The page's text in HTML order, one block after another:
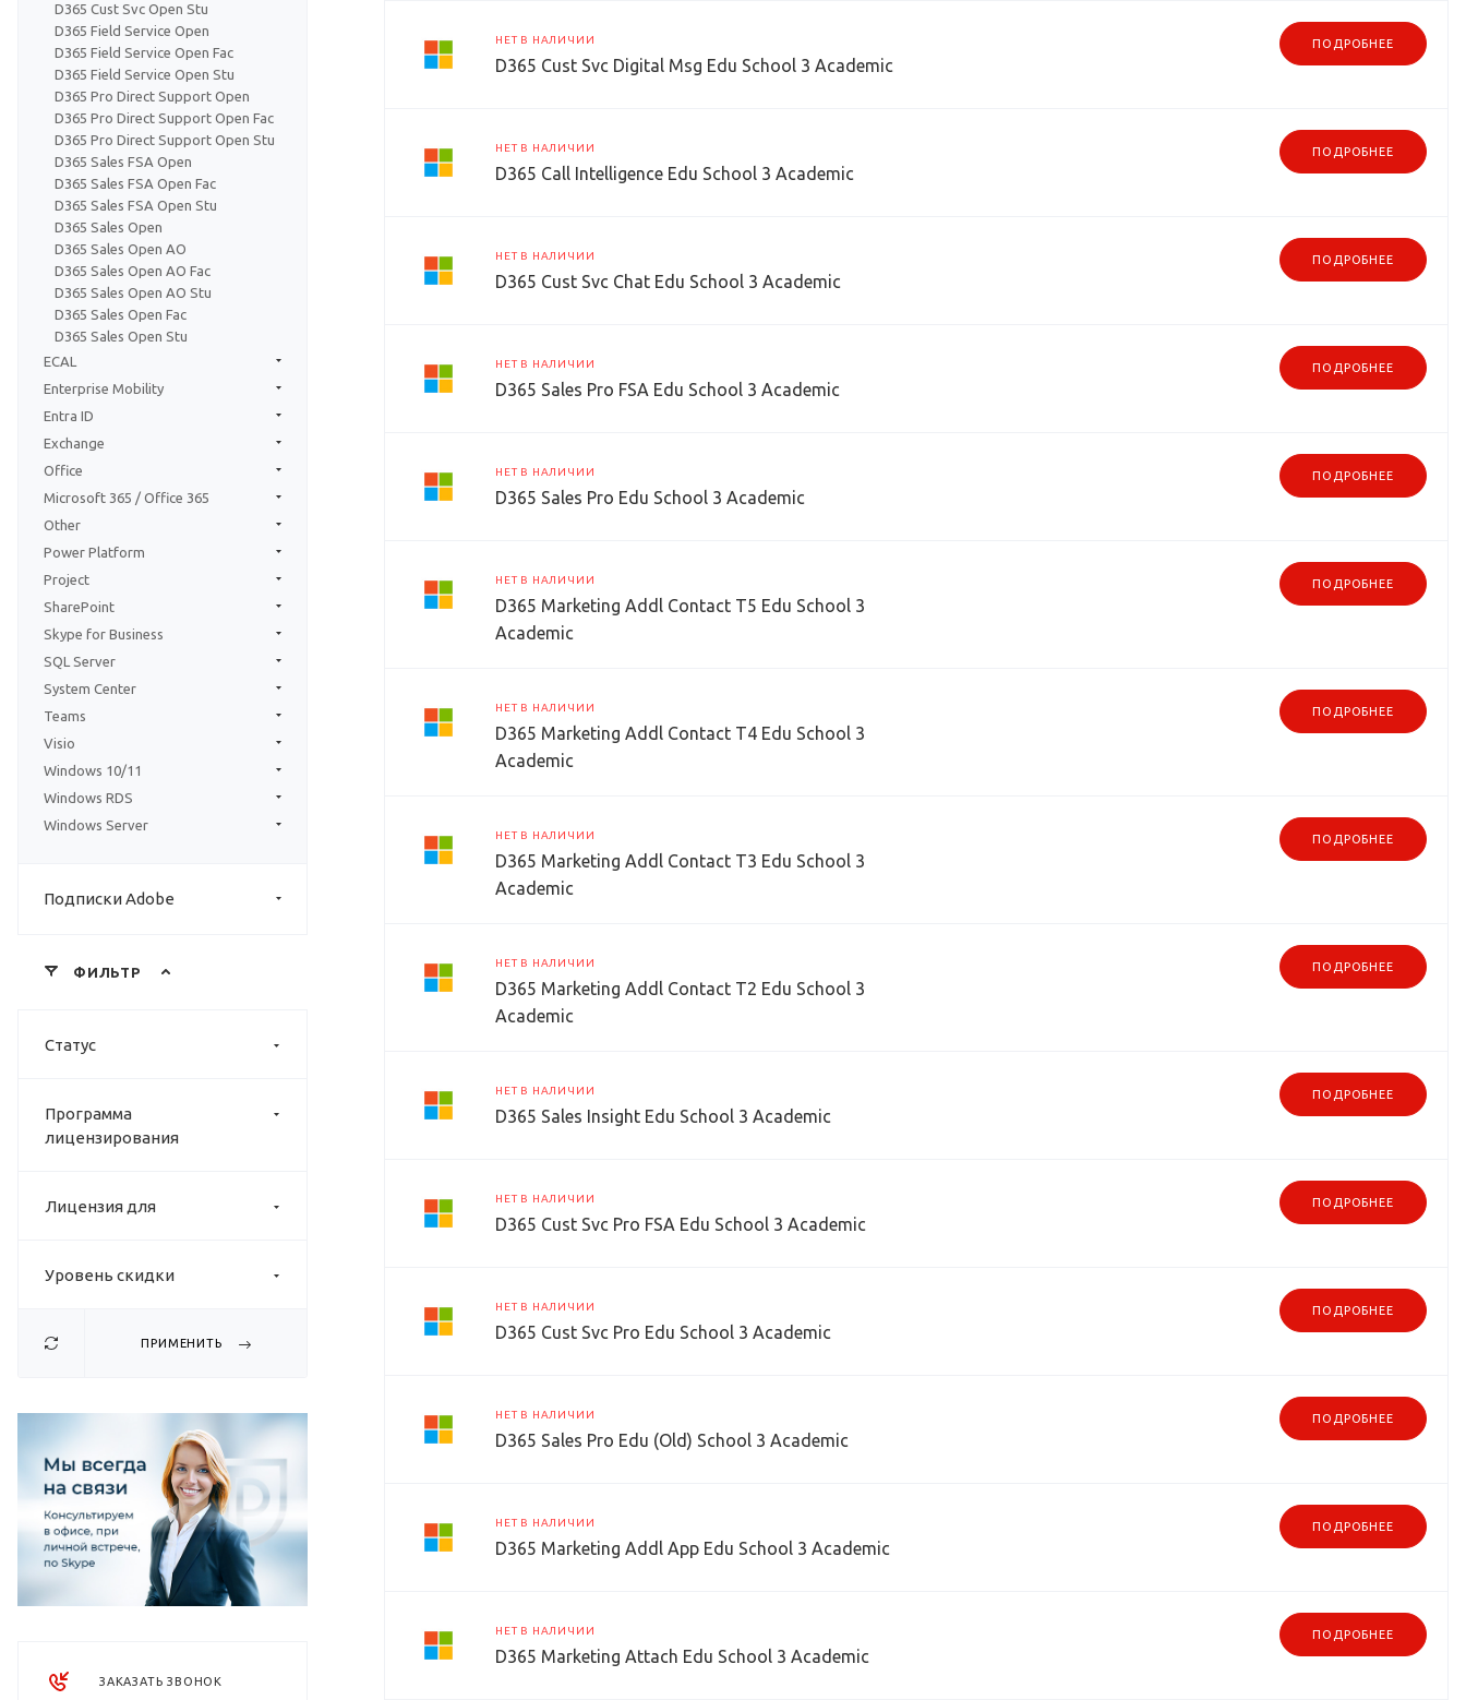
D365 Cust Svc Open Stu
D365 Field Service Open
D365 Field Service Open Fac
D365 Field Service Open Stu
D365 Pro Direct Support Open
D365 Pro Direct Support Open Fac
D365 Pro Direct Support Open Stu
D365 Sales FSA Open
D365 Sales FSA Open Fac
D365 Sales FSA Open Stu
D365 Sales Open
D365 Sales Open AO
D365 Sales Open AO Fac
D365 Sales Open AO Stu
D365 Sales Open Fac
D365 Sales Open Stu
ECAL
Enterprise Mobility
Entra ID
Exchange
Office
Microsoft 365 / Office 365
Other
Power Platform
Project
SharePoint
Skype for Business
SQL Server
System Center
Teams
Visio
Windows 10/11
Windows RDS
Windows Server
Подписки Adobe
ФИЛЬТР
Статус
Программа
лицензирования
Лицензия для
Уровень скидки
ПРИМЕНИТЬ
ЗАКАЗАТЬ ЗВОНОК
НЕТ В НАЛИЧИИ
D365 Cust Svc Digital Msg Edu School 3 Academic
ПОДРОБНЕЕ
НЕТ В НАЛИЧИИ
D365 Call Intelligence Edu School 3 Academic
ПОДРОБНЕЕ
НЕТ В НАЛИЧИИ
D365 Cust Svc Chat Edu School 3 Academic
ПОДРОБНЕЕ
НЕТ В НАЛИЧИИ
D365 Sales Pro FSA Edu School 3 Academic
ПОДРОБНЕЕ
НЕТ В НАЛИЧИИ
D365 Sales Pro Edu School 3 Academic
ПОДРОБНЕЕ
НЕТ В НАЛИЧИИ
D365 Marketing Addl Contact T5 Edu School 3
Academic
ПОДРОБНЕЕ
НЕТ В НАЛИЧИИ
D365 Marketing Addl Contact T4 Edu School 3
Academic
ПОДРОБНЕЕ
НЕТ В НАЛИЧИИ
D365 Marketing Addl Contact T3 Edu School 3
Academic
ПОДРОБНЕЕ
НЕТ В НАЛИЧИИ
D365 Marketing Addl Contact T2 Edu School 3
Academic
ПОДРОБНЕЕ
НЕТ В НАЛИЧИИ
D365 Sales Insight Edu School 3 Academic
ПОДРОБНЕЕ
НЕТ В НАЛИЧИИ
D365 Cust Svc Pro FSA Edu School 3 Academic
ПОДРОБНЕЕ
НЕТ В НАЛИЧИИ
D365 Cust Svc Pro Edu School 3 Academic
ПОДРОБНЕЕ
НЕТ В НАЛИЧИИ
D365 Sales Pro Edu (Old) School 3 Academic
ПОДРОБНЕЕ
НЕТ В НАЛИЧИИ
D365 Marketing Addl App Edu School 3 Academic
ПОДРОБНЕЕ
НЕТ В НАЛИЧИИ
D365 Marketing Attach Edu School 3 Academic
ПОДРОБНЕЕ